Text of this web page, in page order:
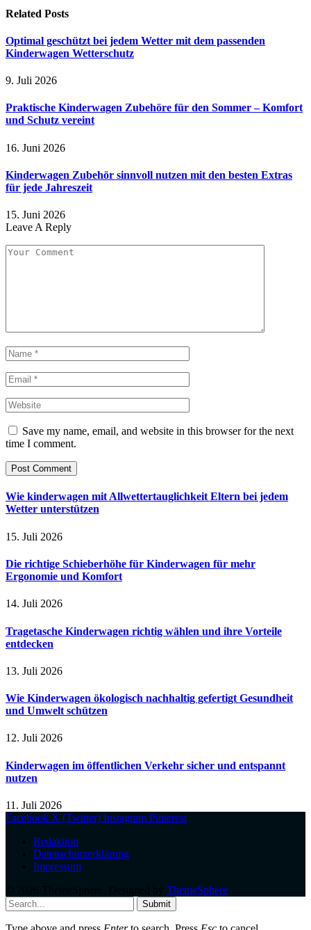
Related Posts
Optimal geschützt bei jedem Wetter mit dem passenden
Kinderwagen Wetterschutz
9. Juli 2026
Praktische Kinderwagen Zubehöre für den Sommer – Komfort
und Schutz vereint
16. Juni 2026
Kinderwagen Zubehör sinnvoll nutzen mit den besten Extras
für jede Jahreszeit
15. Juni 2026
Leave A Reply
Save my name, email, and website in this browser for the next
time I comment.
Wie kinderwagen mit Allwettertauglichkeit Eltern bei jedem
Wetter unterstützen
15. Juli 2026
Die richtige Schieberhöhe für Kinderwagen für mehr
Ergonomie und Komfort
14. Juli 2026
Tragetasche Kinderwagen richtig wählen und ihre Vorteile
entdecken
13. Juli 2026
Wie Kinderwagen ökologisch nachhaltig gefertigt Gesundheit
und Umwelt schützen
12. Juli 2026
Kinderwagen im öffentlichen Verkehr sicher und entspannt
nutzen
11. Juli 2026
Facebook X (Twitter) Instagram Pinterest
Redaktion
Datenschutzerklärung
Impressum
ThemeSphere
Submit